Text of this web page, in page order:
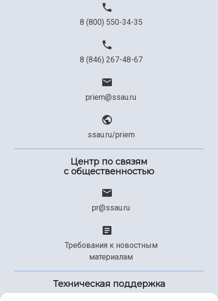
8 (800) 550-34-35
8 (846) 267-48-67
priem@ssau.ru
ssau.ru/priem
Центр по связям
с общественностью
pr@ssau.ru
Требования к новостным
материалам
Техническая поддержка